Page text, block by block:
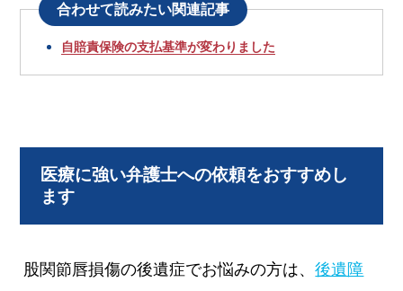
合わせて読みたい関連記事
自賠責保険の支払基準が変わりました
医療に強い弁護士への依頼をおすすめし
ます
股関節唇損傷の後遺症でお悩みの方は、後遺障